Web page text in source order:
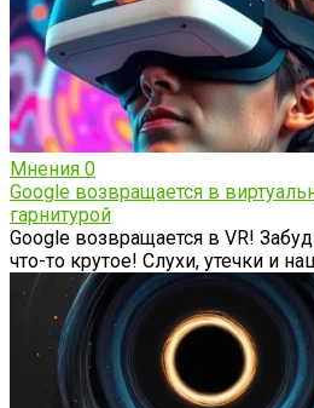
Мнения 0
Google возвращается в
гарнитурой
Google возвращается в VR!
что-то крутое! Слухи, утечки и